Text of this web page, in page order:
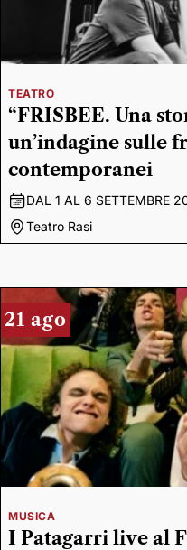
TEATRO
“FRISBEE. Una
un’indagine sulle
contemporanei
DAL 1 AL 6 SETTEMBRE
Teatro Rasi
21 ago
MUSICA
I Patagarri live al